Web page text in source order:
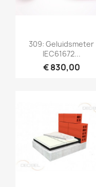
Snel bekijken
309: Geluidsmeter
IEC61672...
€ 830,00